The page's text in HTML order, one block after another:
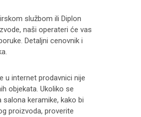
službom ili Diplon
naši operateri će vas
Detaljni cenovnik i
.
u internet prodavnici nije
objekata. Ukoliko se
keramike, kako bi
proizvoda, proverite